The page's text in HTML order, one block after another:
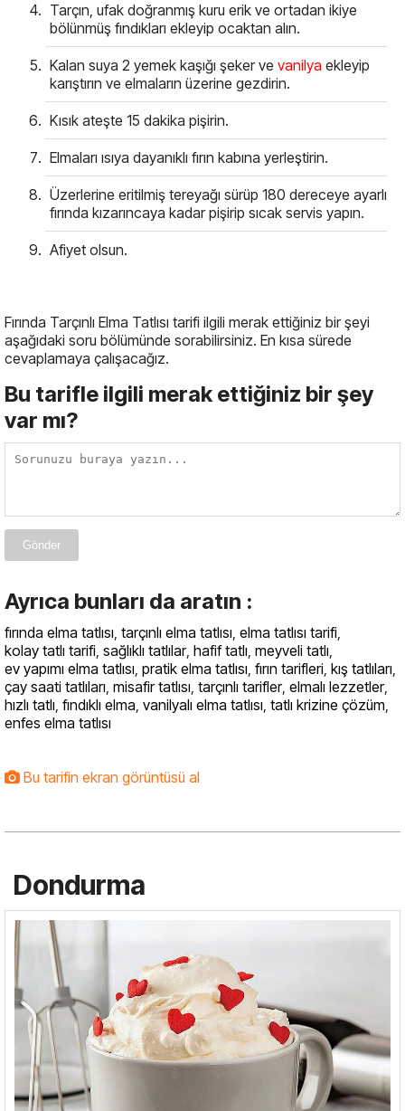
Tarçın, ufak doğranmış kuru erik ve ortadan ikiye
bölünmüş fındıkları ekleyip ocaktan alın.
Kalan suya 2 yemek kaşığı şeker ve vanilya ekleyip
karıştırın ve elmaların üzerine gezdirin.
Kısık ateşte 15 dakika pişirin.
Elmaları ısıya dayanıklı fırın kabına yerleştirin.
Üzerlerine eritilmiş tereyağı sürüp 180 dereceye ayarlı
fırında kızarıncaya kadar pişirip sıcak servis yapın.
Afiyet olsun.
Fırında Tarçınlı Elma Tatlısı tarifi ilgili merak ettiğiniz bir şeyi
aşağıdaki soru bölümünde sorabilirsiniz. En kısa sürede
cevaplamaya çalışacağız.
Bu tarifle ilgili merak ettiğiniz bir şey
var mı?
Gönder
Ayrıca bunları da aratın :
fırında elma tatlısı, tarçınlı elma tatlısı, elma tatlısı tarifi,
kolay tatlı tarifi, sağlıklı tatlılar, hafif tatlı, meyveli tatlı,
ev yapımı elma tatlısı, pratik elma tatlısı, fırın tarifleri, kış tatlıları,
çay saati tatlıları, misafir tatlısı, tarçınlı tarifler, elmalı lezzetler,
hızlı tatlı, fındıklı elma, vanilyalı elma tatlısı, tatlı krizine çözüm,
enfes elma tatlısı
Bu tarifin ekran görüntüsü al
Dondurma